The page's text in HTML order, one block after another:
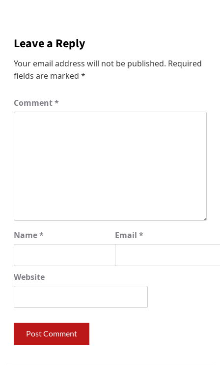
Leave a Reply
Your email address will not be published. Required
fields are marked *
Comment*
Name* Email *
Website